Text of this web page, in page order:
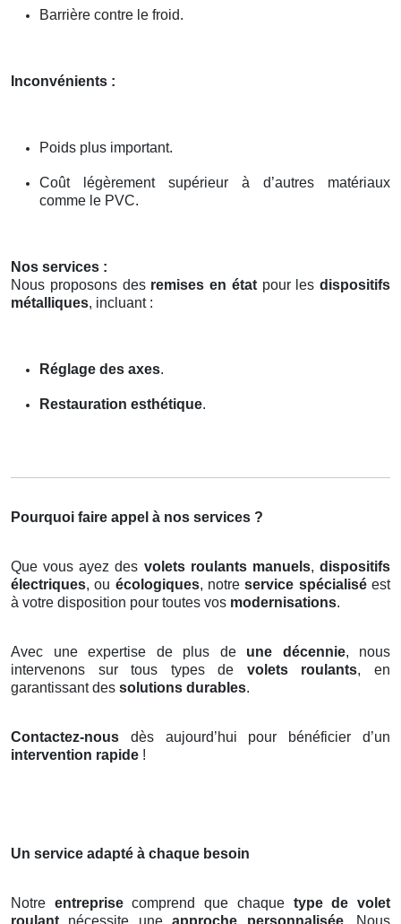
Barrière contre le froid.
Inconvénients :
Poids plus important.
Coût légèrement supérieur à d’autres matériaux
comme le PVC.
Nos services :
Nous proposons des remises en étatpour les dispositifs
métalliques, incluant :
Réglage des axes.
Restauration esthétique.
Pourquoi faire appel à nos services ?
Que vous ayez des volets roulants manuels,dispositifs
électriques, ou écologiques, notreservice spécialiséest
à votre disposition pour toutes vos modernisations.
Avec une expertise de plus de une décennie, nous
intervenons sur tous types de volets roulants, en
garantissant des solutions durables.
Contactez-nous dès aujourd’hui pour bénéficier d’un
intervention rapide !
Un service adapté à chaque besoin
Notre entreprisecomprend que chaque type de volet
roulant nécessite uneapproche personnalisée. Nous